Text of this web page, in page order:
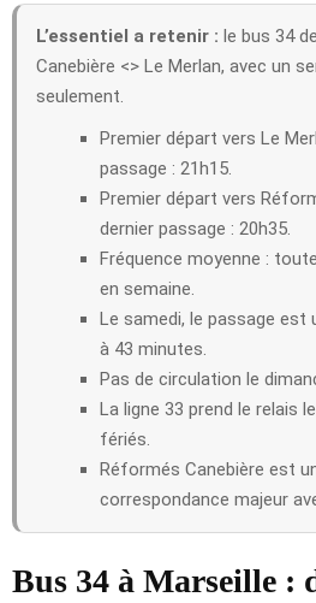
L’essentiel a retenir : le bus 34
Canebière <> Le Merlan, avec un
seulement.
Premier départ vers Le
passage : 21h15.
Premier départ vers
dernier passage : 20h35.
Fréquence moyenne :
en semaine.
Le samedi, le passage est
à 43 minutes.
Pas de circulation le
La ligne 33 prend le relais
fériés.
Réformés Canebière est
correspondance majeur
Bus 34 à Marseille :